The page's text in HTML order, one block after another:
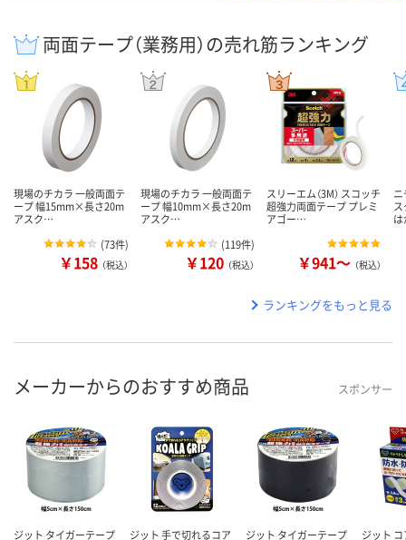
両面テープ（業務用）の売れ筋ランキング
現場のチカラ 一般両面テ
ープ 幅15mm×長さ20m
アスク…
(73件)
￥158 （税込）
現場のチカラ 一般両面テ
ープ 幅10mm×長さ20m
アスク…
(119件)
￥120 （税込）
スリーエム（3M） スコッチ
超強力両面テープ プレミ
アゴー…
￥941～ （税込）
ランキングをもっと見る
メーカーからのおすすめ商品 スポンサー
ジット タイガーテープ ジット 手で切れるコア ジット タイガーテープ ジット